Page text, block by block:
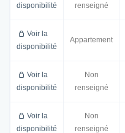
disponibilité
renseigné
Voir la
disponibilité
Appartement
Voir la
disponibilité
Non
renseigné
Voir la
disponibilité
Non
renseigné